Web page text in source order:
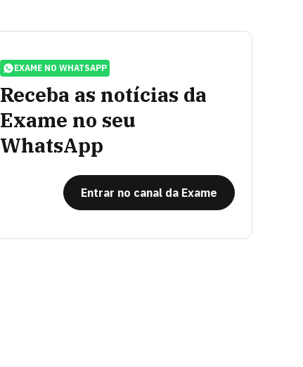
EXAME NO WHATSAPP
Receba as notícias da
Exame no seu
WhatsApp
Entrar no canal da Exame